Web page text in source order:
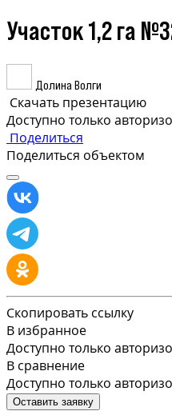
Участок 1,2 га
Долина Волги
Скачать презентацию
Доступно только
Поделиться
Поделиться объектом
Скопировать ссылку
В избранное
Доступно только
В сравнение
Доступно только
Оставить заявку